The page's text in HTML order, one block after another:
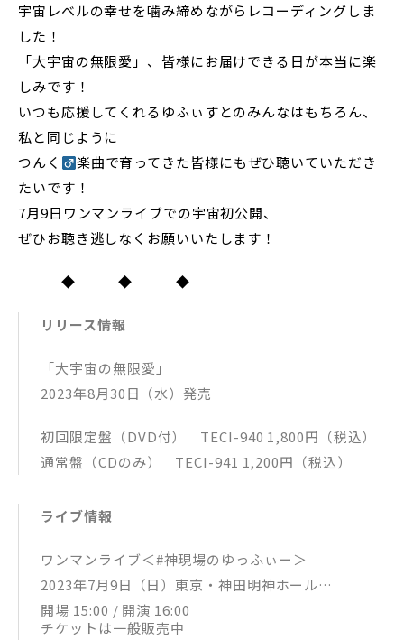
宇宙レベルの幸せを噛み締めながらレコーディングしま
した！
「大宇宙の無限愛」、皆様にお届けできる日が本当に楽
しみです！
いつも応援してくれるゆふぃすとのみんなはもちろん、
私と同じように
つんく
楽曲で育ってきた皆様にもぜひ聴いていただき
たいです！
7月9日ワンマンライブでの宇宙初公開、
ぜひお聴き逃しなくお願いいたします！
◆ ◆ ◆
リリース情報
「大宇宙の無限愛」
2023年8月30日（水）発売
初回限定盤（DVD付） TECI-940 1,800円（税込）
通常盤（CDのみ） TECI-941 1,200円（税込）
ライブ情報
ワンマンライブ＜#神現場のゆっふぃー＞
2023年7月9日（日）東京・神田明神ホール
開場 15:00 / 開演 16:00
チケットは一般販売中